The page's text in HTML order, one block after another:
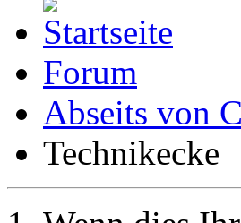
Forum
Abseits von
Technikecke